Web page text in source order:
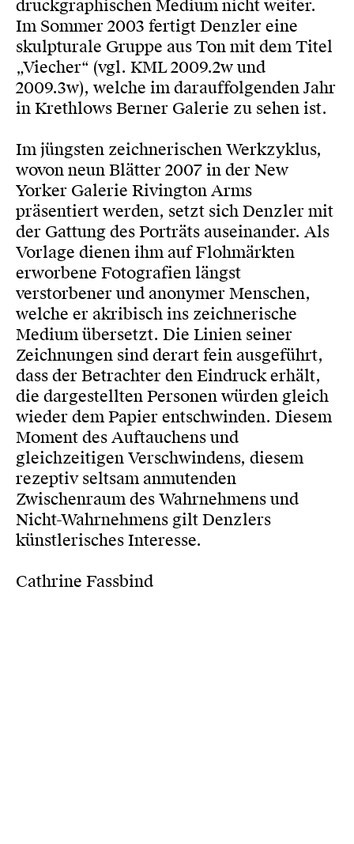
druckgraphischen Medium nicht weiter.
Im Sommer 2003 fertigt Denzler eine
skulpturale Gruppe aus Ton mit dem Titel
„Viecher“ (vgl. KML 2009.2w und
2009.3w), welche im darauffolgenden Jahr
in Krethlows Berner Galerie zu sehen ist.
Im jüngsten zeichnerischen Werkzyklus,
wovon neun Blätter 2007 in der New
Yorker Galerie Rivington Arms
präsentiert werden, setzt sich Denzler mit
der Gattung des Porträts auseinander. Als
Vorlage dienen ihm auf Flohmärkten
erworbene Fotografien längst
verstorbener und anonymer Menschen,
welche er akribisch ins zeichnerische
Medium übersetzt. Die Linien seiner
Zeichnungen sind derart fein ausgeführt,
dass der Betrachter den Eindruck erhält,
die dargestellten Personen würden gleich
wieder dem Papier entschwinden. Diesem
Moment des Auftauchens und
gleichzeitigen Verschwindens, diesem
rezeptiv seltsam anmutenden
Zwischenraum des Wahrnehmens und
Nicht-Wahrnehmens gilt Denzlers
künstlerisches Interesse.
Cathrine Fassbind